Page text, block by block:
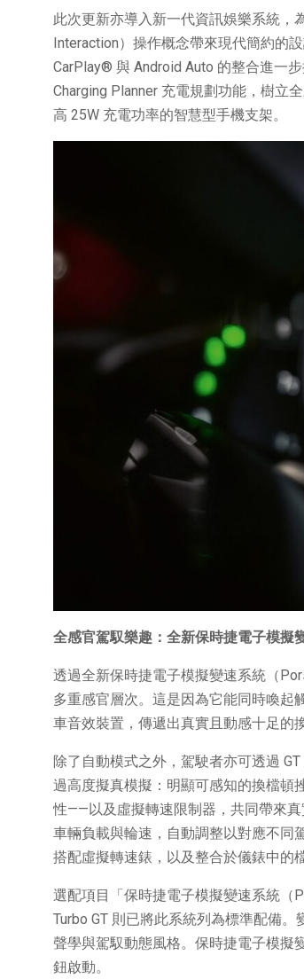
此次更新亦導入新一代資訊娛樂系統，
Interaction）操作概念帶來現代簡約的
CarPlay® 與 Android Auto 的整合進一
Charging Planner 充電規劃功能，樹立
高 25W 充電功率的智慧型手機支架。
全感官駕馭樂趣：全新保時捷電子模擬
透過全新保時捷電子模擬變速系統（
多重感官層次。這是因為它能同時喚起
車音效裝置，傳遞出真實且動感十足的
除了自動模式之外，駕駛者亦可透過
過高度擬真模擬：明顯可感知的換檔
性——以及虛擬轉速限制器，共同帶來
車輛負載與輪速，自動調整以對應不同
搭配虛擬轉速錶，以及整合於儀錶中的
選配項目「保時捷電子模擬變速系統（
Turbo GT 則已將此系統列為標準配備
聲學與駕馭動態風格。保時捷電子模擬
鈕啟動。